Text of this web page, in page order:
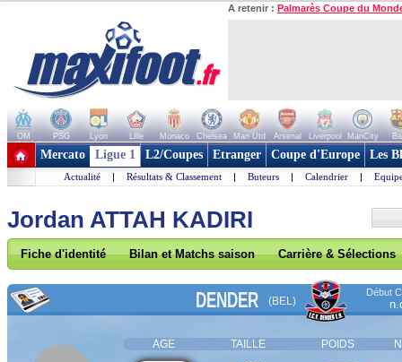
A retenir : Palmarès Coupe du
OM PSG Lyon Lille Monaco Chelsea Man Utd Arsenal Liverpool ManCity
+ de clubs
Mercato Ligue 1 L2/Coupes Etranger Coupe d'Europe Les
Actualité | Résultats & Classement | Buteurs | Calendrier |
Jordan ATTAH KADIRI
Fiche d'identité Bilan et Matchs saison Carrière & Sélections
DENDER (BEL)
Début
AGE TAILLE POIDS